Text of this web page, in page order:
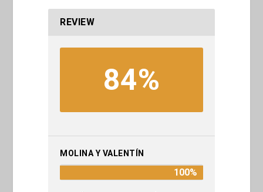
REVIEW
84%
MOLINA Y VALENTÍN
100%